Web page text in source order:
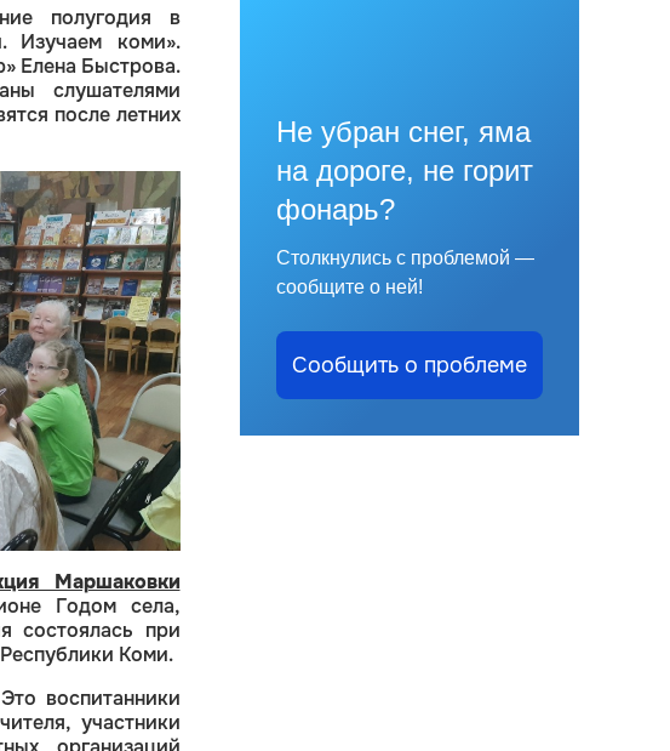
полугодия в
Изучаем коми».
Елена Быстрова.
слушателями
после летних
Маршаковки
Годом села,
состоялась при
Коми.
воспитанники
участники
Не убран снег, яма
на дороге, не горит
фонарь?
Столкнулись с проблемой —
сообщите о ней!
Сообщить о проблеме